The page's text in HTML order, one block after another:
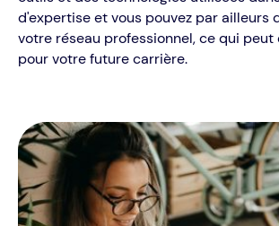
d'expertise et vous pouvez par ailleurs
votre réseau professionnel, ce qui
pour votre future carrière.